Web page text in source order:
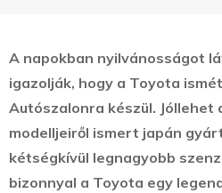
A napokban nyilvánosságot
igazolják, hogy a Toyota
Autószalonra készül.
modelljeiről ismert japán
kétségkívül legnagyobb
bizonnyal a Toyota egy